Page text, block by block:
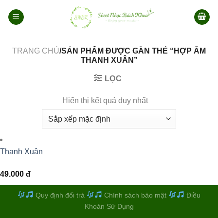
qua
TRANG CHỦ/SẢN PHẨM ĐƯỢC GẮN THẺ “HỢP ÂM
THANH XUÂN”
LỌC
Hiển thị kết quả duy nhất
Thanh Xuân
49.000 đ
Quy định đổi trả Chính sách bảo mật
Điều
Khoản Sử Dụng